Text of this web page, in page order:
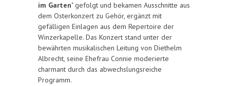
im Garten" gefolgt und bekamen Ausschnitte aus
dem Osterkonzert zu Gehör, ergänzt mit
gefälligen Einlagen aus dem Repertoire der
Winzerkapelle. Das Konzert stand unter der
bewährten musikalischen Leitung von Diethelm
Albrecht, seine Ehefrau Connie moderierte
charmant durch das abwechslungsreiche
Programm.